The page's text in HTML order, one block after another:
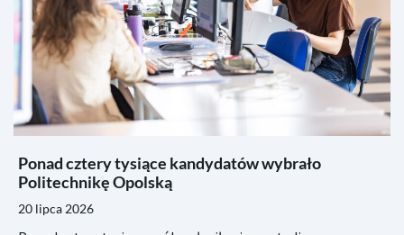
Ponad cztery tysiące kandydatów wybrało
Politechnikę Opolską
20 lipca 2026